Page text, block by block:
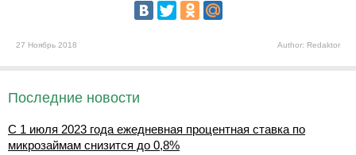
27 Ноябрь 2018 Author: Redaktor
Последние новости
С 1 июля 2023 года ежедневная процентная ставка по
микрозаймам снизится до 0,8%